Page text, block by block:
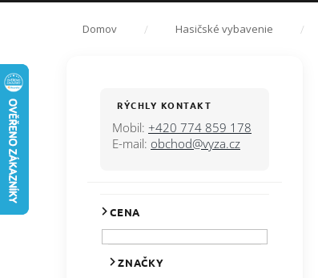
Domov Hasičské vybavenie
RÝCHLY KONTAKT
Mobil: +420 774 859 178
E-mail: obchod@vyza.cz
CENA
ZNAČKY